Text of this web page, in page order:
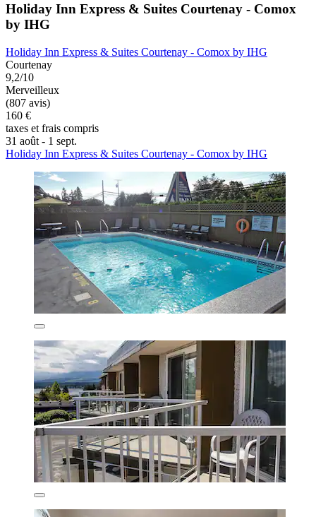
Holiday Inn Express & Suites Courtenay - Comox
by IHG
Holiday Inn Express & Suites Courtenay - Comox by IHG
Courtenay
9,2/10
Merveilleux
(807 avis)
160 €
taxes et frais compris
31 août - 1 sept.
Holiday Inn Express & Suites Courtenay - Comox by IHG